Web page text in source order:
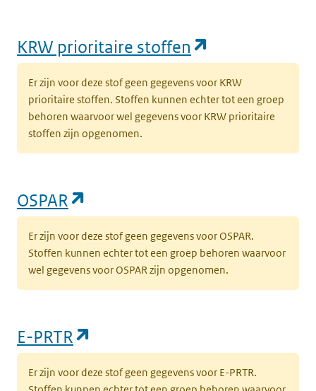
KRW prioritaire stoffen
Er zijn voor deze stof geen gegevens voor KRW
prioritaire stoffen. Stoffen kunnen echter tot een groep
behoren waarvoor wel gegevens voor KRW prioritaire
stoffen zijn opgenomen.
OSPAR
Er zijn voor deze stof geen gegevens voor OSPAR.
Stoffen kunnen echter tot een groep behoren waarvoor
wel gegevens voor OSPAR zijn opgenomen.
E-PRTR
Er zijn voor deze stof geen gegevens voor E-PRTR.